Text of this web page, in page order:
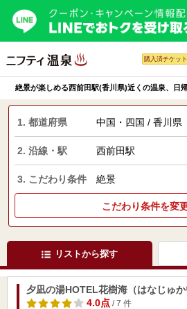
購入済チケッ
絶景が楽しめる西前田駅(香川県)近くの温泉、日
1. 都道府県 中国・四国 / 香川県
2. 沿線・駅 西前田駅
3. こだわり条件 絶景
こだわり条件を変
リストから探す
夕凪の湯HOTEL花樹海（はなじゅか
4.0点/ 7 件